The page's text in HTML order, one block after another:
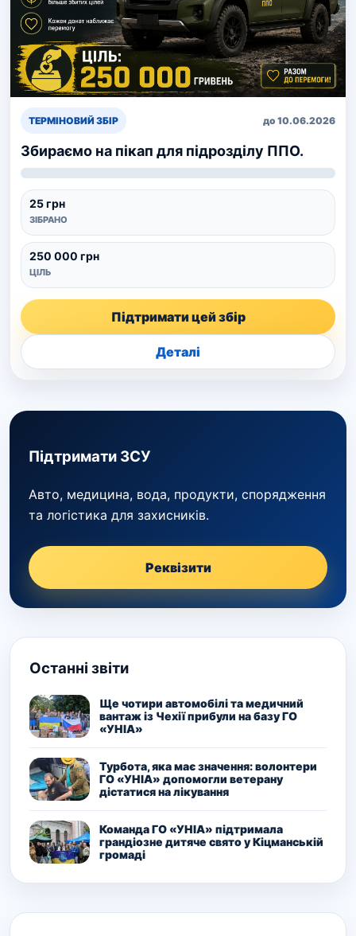
ТЕРМІНОВИЙ ЗБІР до 10.06.2026
Збираємо на пікап для підрозділу ППО.
25 грн
ЗІБРАНО
250 000 грн
ЦІЛЬ
Підтримати цей збір
Деталі
Підтримати ЗСУ
Авто, медицина, вода, продукти, спорядження
та логістика для захисників.
Реквізити
Останні звіти
Ще чотири автомобілі та медичний
вантаж із Чехії прибули на базу ГО
«УНІА»
Турбота, яка має значення: волонтери
ГО «УНІА» допомогли ветерану
дістатися на лікування
Команда ГО «УНІА» підтримала
грандіозне дитяче свято у Кіцманській
громаді